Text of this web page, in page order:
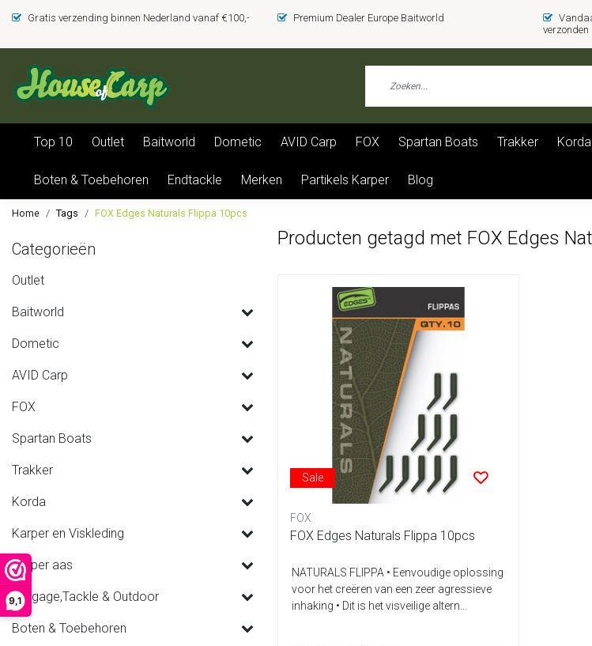
9,1
Gratis verzending binnen Nederland vanaf €100,- Premium Dealer Europe Baitworld
verzonden
Top 10 Outlet Baitworld Dometic AVID Carp FOX Spartan Boats Trakker Korda
Boten & Toebehoren Endtackle Merken Partikels Karper Blog
Home Tags FOX Edges Naturals Flippa 10pcs
Categorieën
Outlet
Baitworld
Dometic
AVID Carp
FOX
Spartan Boats
Trakker
Korda
Karper en Viskleding
Karper aas
Luggage,Tackle & Outdoor
Boten & Toebehoren
Producten getagd met FOX Edges
Sale
FOX
FOX Edges Naturals Flippa 10pcs
NATURALS FLIPPA • Eenvoudige oplossing
voor het creëren van een zeer agressieve
inhaking • Dit is het visveilige altern...